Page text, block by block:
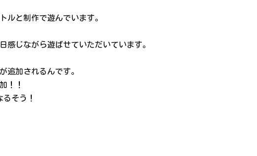
ルと制作で遊んでいます。
感じながら遊ばせていただいています。
追加されるんです。
！！
そう！